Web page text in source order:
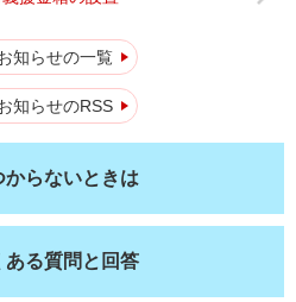
知らせの一覧
知らせのRSS
からないときは
ある質問と回答